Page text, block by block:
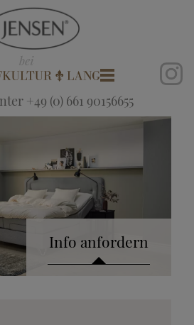
+49 (0) 661 90156655
Info anfordern